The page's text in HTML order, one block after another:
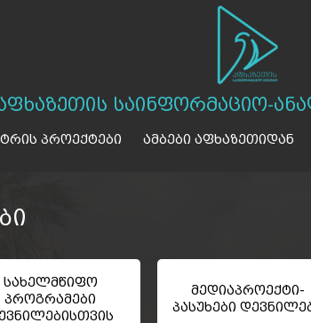
საინფორმაციო-
პროექტები ამბები აფხაზეთიდან
სახელმწიფო
პროგრამები
მედიაპროექტი-
პასუხები